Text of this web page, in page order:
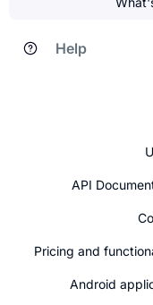
Help
API
Pricing and
Android